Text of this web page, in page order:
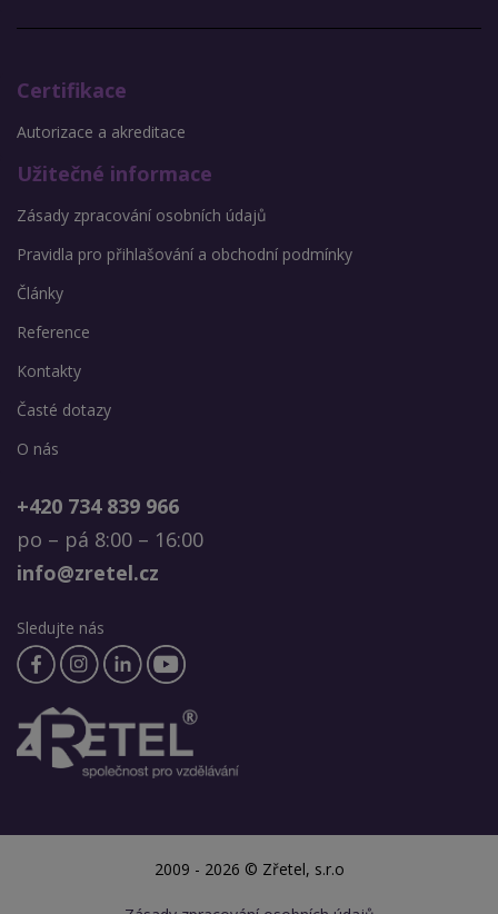
Certifikace
Autorizace a akreditace
Užitečné informace
Zásady zpracování osobních údajů
Pravidla pro přihlašování a obchodní podmínky
Články
Reference
Kontakty
Časté dotazy
O nás
+420 734 839 966
po – pá 8:00 – 16:00
info@zretel.cz
Sledujte nás
2009 - 2026 © Zřetel, s.r.o